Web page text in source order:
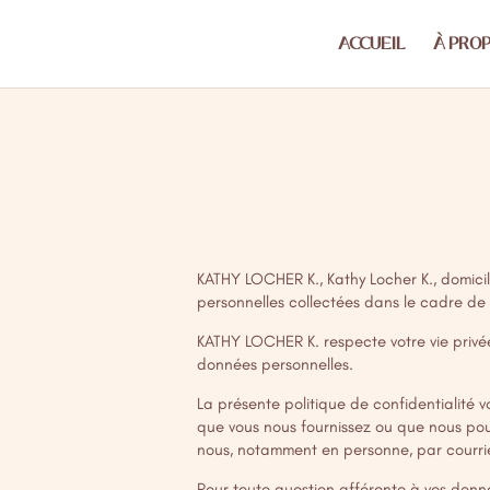
ACCUEIL À
KATHY LOCHER K., Kathy Locher K.,
personnelles collectées dans le cadre
KATHY LOCHER K. respecte votre vie
données personnelles.
La présente politique de confidentialité
que vous nous fournissez ou que nous
nous, notamment en personne, par